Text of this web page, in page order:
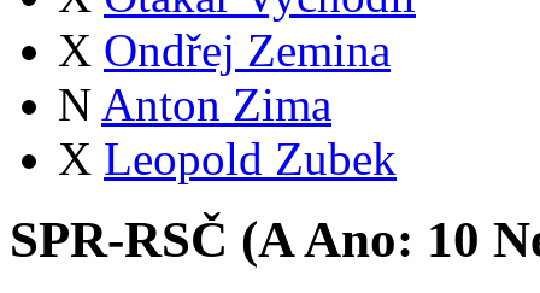
X Ondřej Zemina
N Anton Zima
X Leopold Zubek
SPR-RSČ (AAno: 10